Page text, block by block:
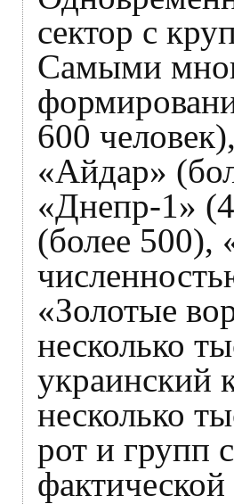
сектор с
Самыми
600
«Айдар»
«Днепр-1»
(более 500),
«Золотые
несколько
украинский
несколько
рот и групп